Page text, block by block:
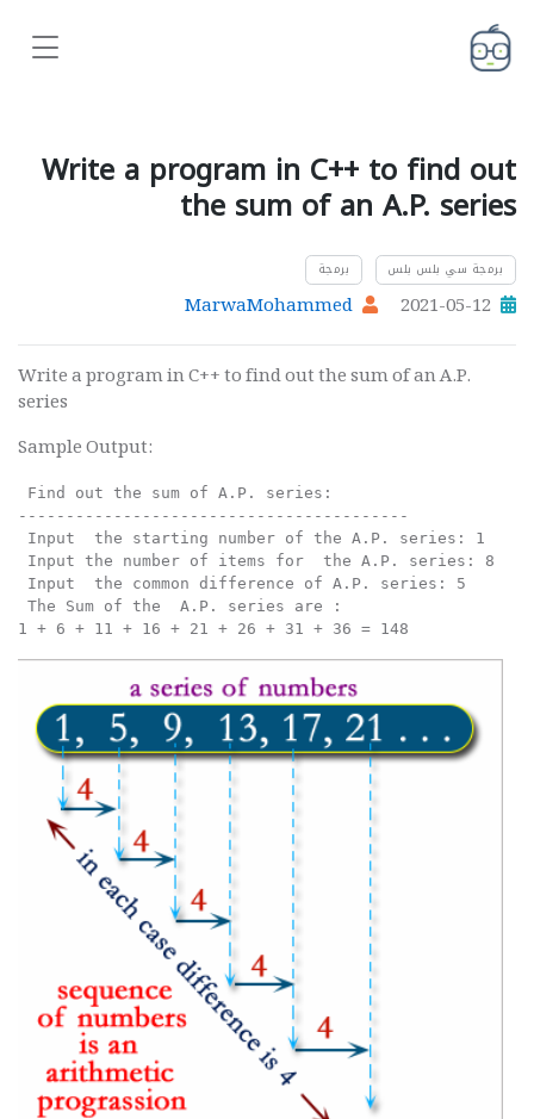
Write a program in C++ to find out
the sum of an A.P. series
برمجة سي بلس بلس برمجة
2021-05-12
MarwaMohammed
Write a program in C++ to find out the sum of an A.P.
series
Sample Output:
Find out the sum of
Input  the starting number of the
Input the number of items for  the
Input  the common difference of
The Sum of the  A.P.